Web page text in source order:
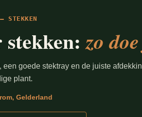
STEKKEN
zo
een goede stektray en de juiste
plant.
Gelderland